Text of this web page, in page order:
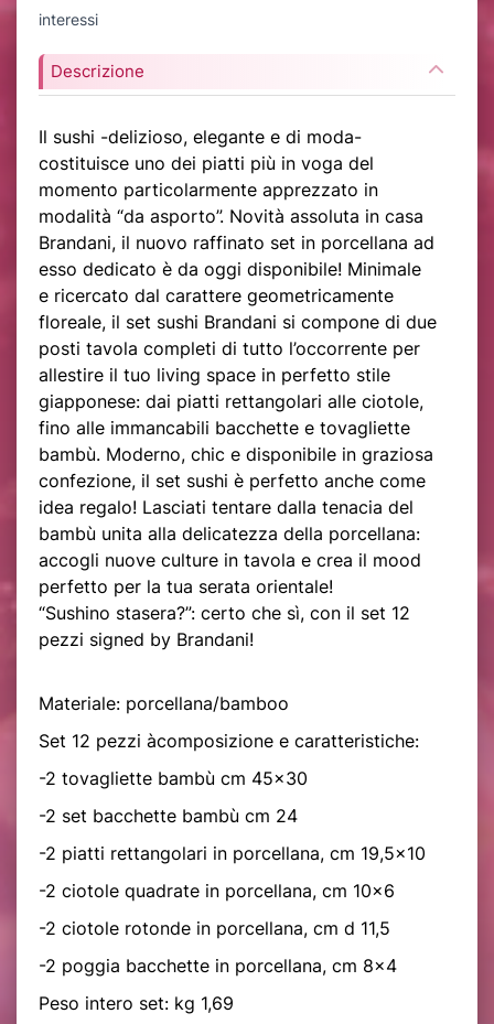
interessi
Descrizione
Il sushi -delizioso, elegante e di moda-
costituisce uno dei piatti più in voga del
momento particolarmente apprezzato in
modalità “da asporto”. Novità assoluta in casa
Brandani, il nuovo raffinato set in porcellana ad
esso dedicato è da oggi disponibile! Minimale
e ricercato dal carattere geometricamente
floreale, il set sushi Brandani si compone di due
posti tavola completi di tutto l’occorrente per
allestire il tuo living space in perfetto stile
giapponese: dai piatti rettangolari alle ciotole,
fino alle immancabili bacchette e tovagliette
bambù. Moderno, chic e disponibile in graziosa
confezione, il set sushi è perfetto anche come
idea regalo! Lasciati tentare dalla tenacia del
bambù unita alla delicatezza della porcellana:
accogli nuove culture in tavola e crea il mood
perfetto per la tua serata orientale!
“Sushino stasera?”: certo che sì, con il set 12
pezzi signed by Brandani!
Materiale: porcellana/bamboo
Set 12 pezzi àcomposizione e caratteristiche:
-2 tovagliette bambù cm 45x30
-2 set bacchette bambù cm 24
-2 piatti rettangolari in porcellana, cm 19,5x10
-2 ciotole quadrate in porcellana, cm 10x6
-2 ciotole rotonde in porcellana, cm d 11,5
-2 poggia bacchette in porcellana, cm 8x4
Peso intero set: kg 1,69